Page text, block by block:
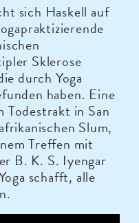
sich Haskell auf
Sklerose
durch Yoga
haben. Eine
Todestrakt in San
Slum,
Treffen mit
B. K. S. Iyengar
schafft, alle